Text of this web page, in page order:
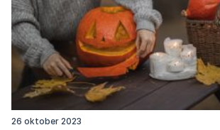
26 oktober 2023